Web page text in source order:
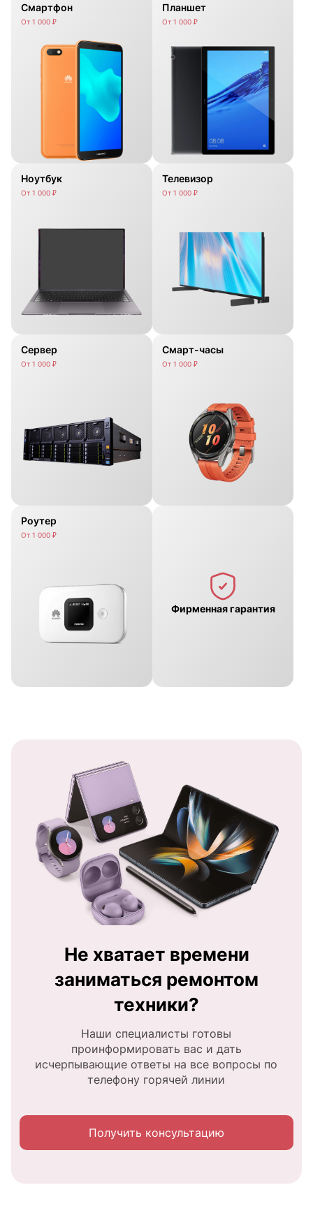
Смартфон
От 1 000 ₽
Планшет
От 1 000 ₽
Ноутбук
От 1 000 ₽
Телевизор
От 1 000 ₽
Сервер
От 1 000 ₽
Смарт-часы
От 1 000 ₽
Роутер
От 1 000 ₽
Фирменная гарантия
Не хватает времени
заниматься ремонтом
техники?
Наши специалисты готовы
проинформировать вас и дать
исчерпывающие ответы на все вопросы по
телефону горячей линии
Получить консультацию